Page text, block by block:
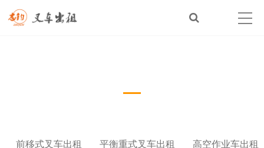
前移式叉车出租 平衡重式叉车出租 高空作业车出租